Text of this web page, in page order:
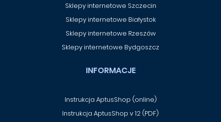
Sklepy internetowe Szczecin
Sklepy internetowe Białystok
Sklepy internetowe Rzeszów
Sklepy internetowe Bydgoszcz
INFORMACJE
Instrukcja AptusShop (online)
Instrukcja AptusShop v 12 (PDF)